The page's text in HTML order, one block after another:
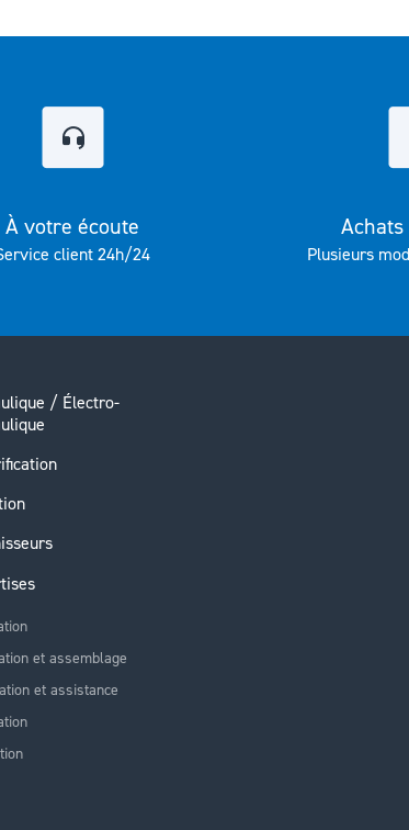
À votre écoute
client 24h/24 Plusieurs
/ Électro-
et assemblage
et assistance